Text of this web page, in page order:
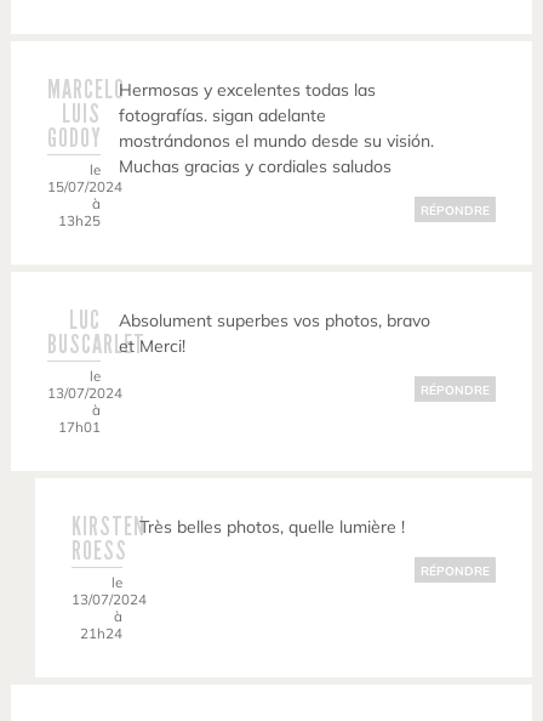
MARCELO
LUIS
GODOY
le
15/07/2024
à
13h25
Hermosas y excelentes todas las
fotografías. sigan adelante
mostrándonos el mundo desde su visión.
Muchas gracias y cordiales saludos
RÉPONDRE
LUC
BUSCARLET
le
13/07/2024
à
17h01
Absolument superbes vos photos, bravo
et Merci!
RÉPONDRE
KIRSTEN
ROESS
le
13/07/2024
à
21h24
Très belles photos, quelle lumière !
RÉPONDRE